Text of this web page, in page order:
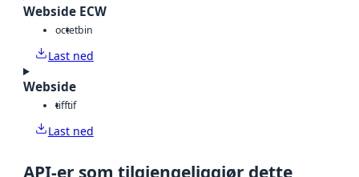
Webside ECW
octetbin
Last ned
Webside
tifftif
Last ned
API-er som tilgjengeliggjør dette